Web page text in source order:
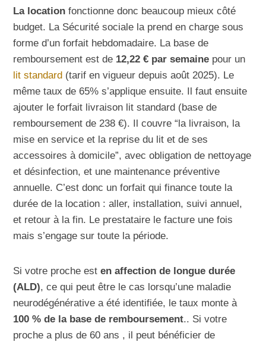
La locationfonctionne donc beaucoup mieux côté
budget. La Sécurité sociale la prend en charge sous
forme d’un forfait hebdomadaire. La base de
remboursement est de 12,22 € par semaine pour un
lit standard (tarif en vigueur depuis août 2025). Le
même taux de 65% s’applique ensuite. Il faut ensuite
ajouter le forfait livraison lit standard (base de
remboursement de 238 €). Il couvre “la livraison, la
mise en service et la reprise du lit et de ses
accessoires à domicile”, avec obligation de nettoyage
et désinfection, et une maintenance préventive
annuelle. C’est donc un forfait qui finance toute la
durée de la location : aller, installation, suivi annuel,
et retour à la fin. Le prestataire le facture une fois
mais s’engage sur toute la période.
Si votre proche esten affection de longue durée
(ALD), ce qui peut être le cas lorsqu’une maladie
neurodégénérative a été identifiée, le taux monte à
100 % de la base de remboursement.. Si votre
proche a plus de 60 ans , il peut bénéficier de